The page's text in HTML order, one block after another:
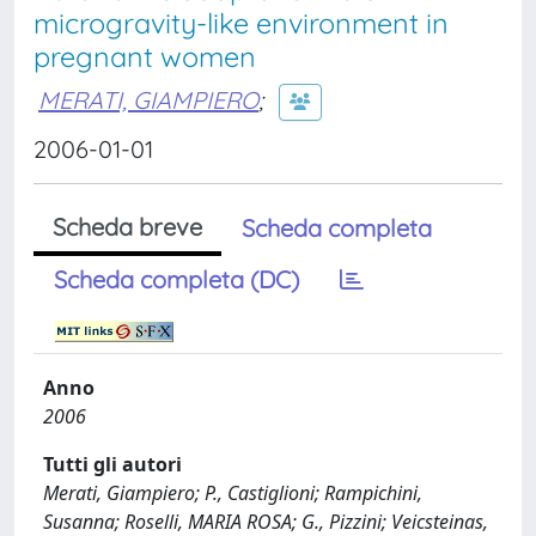
microgravity-like environment in
pregnant women
MERATI, GIAMPIERO;
2006-01-01
Scheda breve
Scheda completa
Scheda completa (DC)
Anno
2006
Tutti gli autori
Merati, Giampiero; P., Castiglioni; Rampichini,
Susanna; Roselli, MARIA ROSA; G., Pizzini; Veicsteinas,